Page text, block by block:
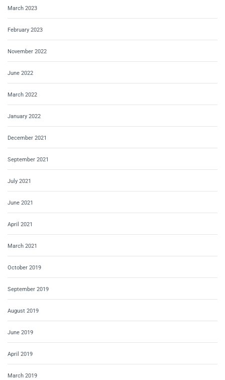
March 2023
February 2023
November 2022
June 2022
March 2022
January 2022
December 2021
September 2021
July 2021
June 2021
April 2021
March 2021
October 2019
September 2019
August 2019
June 2019
April 2019
March 2019